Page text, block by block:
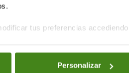
tus preferencias
Personalizar
del Sud Global"